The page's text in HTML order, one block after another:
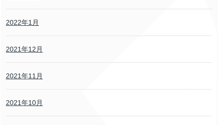
2022年1月
2021年12月
2021年11月
2021年10月